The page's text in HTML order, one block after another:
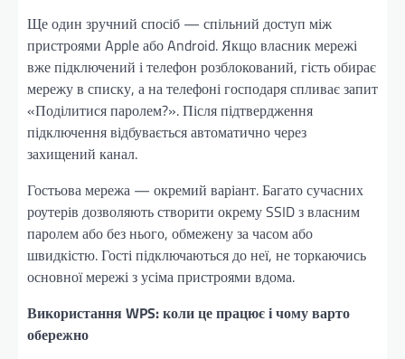
Ще один зручний спосіб — спільний доступ між
пристроями Apple або Android. Якщо власник мережі
вже підключений і телефон розблокований, гість обирає
мережу в списку, а на телефоні господаря спливає запит
«Поділитися паролем?». Після підтвердження
підключення відбувається автоматично через
захищений канал.
Гостьова мережа — окремий варіант. Багато сучасних
роутерів дозволяють створити окрему SSID з власним
паролем або без нього, обмежену за часом або
швидкістю. Гості підключаються до неї, не торкаючись
основної мережі з усіма пристроями вдома.
Використання WPS: коли це працює і чому варто
обережно